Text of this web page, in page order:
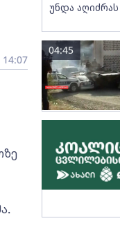
უნდა აღიძრას
04:45